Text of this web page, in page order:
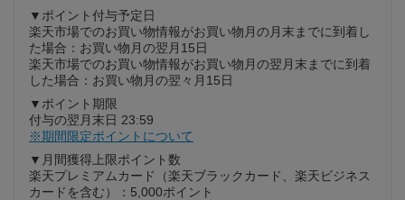
▼ポイント付与予定日
楽天市場でのお買い物情報がお買い物月の月末までに到着し
た場合：お買い物月の翌月15日
楽天市場でのお買い物情報がお買い物月の翌月末までに到着
した場合：お買い物月の翌々月15日
▼ポイント期限
付与の翌月末日 23:59
※期間限定ポイントについて
▼月間獲得上限ポイント数
楽天プレミアムカード（楽天ブラックカード、楽天ビジネス
カードを含む）：5,000ポイント